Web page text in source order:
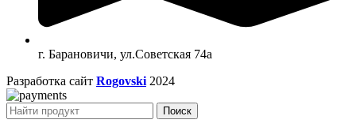
г. Барановичи, ул.Советская 74а
Разработка сайт Rogovski 2024
Поиск